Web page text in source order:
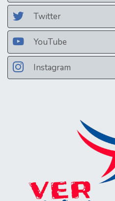
Twitter
YouTube
Instagram